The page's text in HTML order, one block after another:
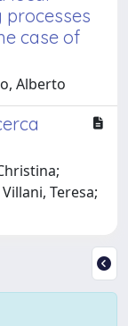
case of
Alberto
Teresa;